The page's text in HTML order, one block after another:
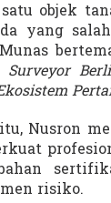
satu objek
yang
Surveyor
Nusron
risiko.
Menteri
Cegah
Penataan
Di NASIONAL,